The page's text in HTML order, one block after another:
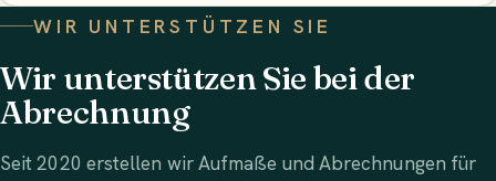
WIR UNTERSTÜTZEN SIE
Wir unterstützen Sie bei der
Abrechnung
Seit 2020 erstellen wir Aufmaße und Abrechnungen für